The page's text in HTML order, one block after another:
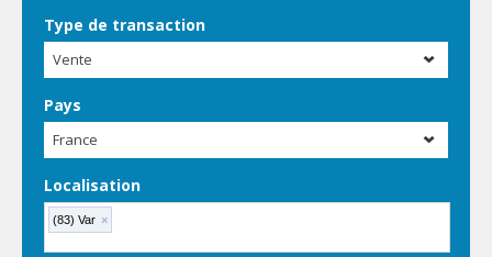
Type de transaction
Vente
Pays
France
Localisation
(83) Var ×